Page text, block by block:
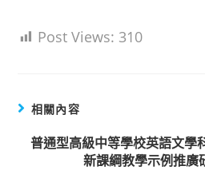
Post Views: 310
相關內容
普通型高級中等學校英語文學
新課綱教學示例推廣